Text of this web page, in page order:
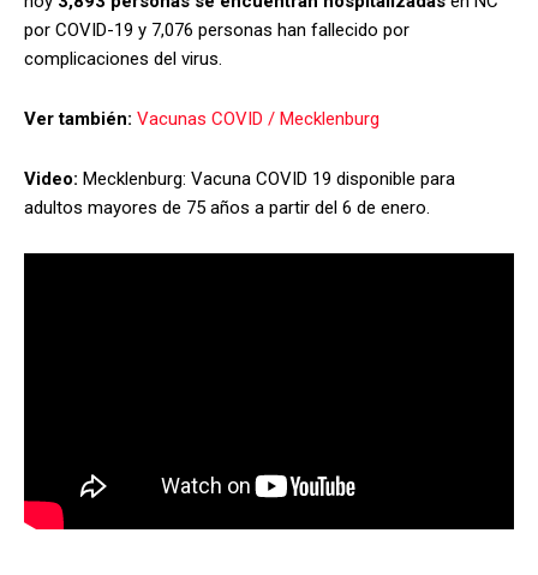
por COVID-19 y 7,076 personas han fallecido por
complicaciones del virus.
Ver también: Vacunas COVID / Mecklenburg
Video: Mecklenburg: Vacuna COVID 19 disponible para
adultos mayores de 75 años a partir del 6 de enero.